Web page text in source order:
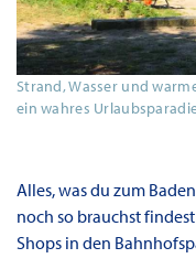
Strand, Wasser und
ein wahres
Alles, was du zum
noch so brauchst
Shops in den